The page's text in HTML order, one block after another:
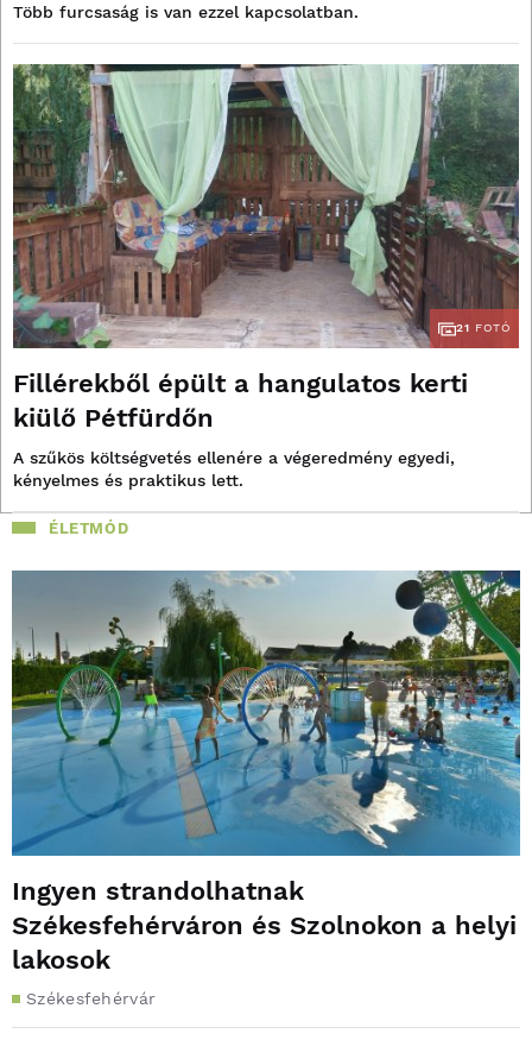
Több furcsaság is van ezzel kapcsolatban.
21 FOTÓ
Fillérekből épült a hangulatos kerti
kiülő Pétfürdőn
A szűkös költségvetés ellenére a végeredmény egyedi,
kényelmes és praktikus lett.
ÉLETMÓD
Ingyen strandolhatnak
Székesfehérváron és Szolnokon a helyi
lakosok
Székesfehérvár